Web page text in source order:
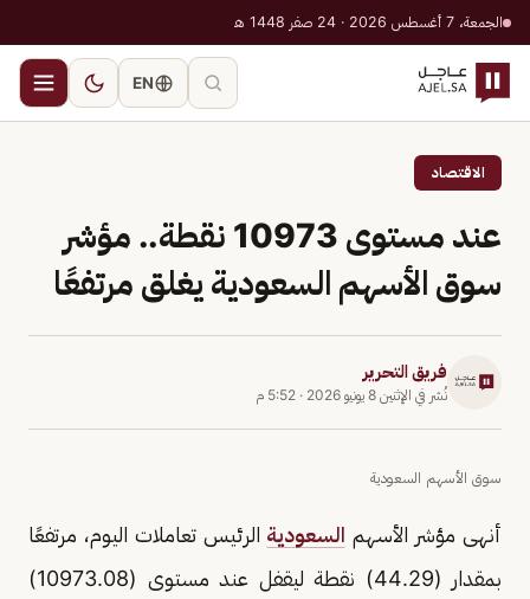
الجمعة، 7 أغسطس 2026 · 24 صفر 1448 هـ
EN
الاقتصاد
عند مستوى 10973 نقطة.. مؤشر
سوق الأسهم السعودية يغلق مرتفعًا
فريق التحرير
نُشر في الإثنين 8 يونيو 2026 · 5:52 م
سوق الأسهم السعودية
أنهى مؤشر الأسهم السعودية الرئيس تعاملات اليوم، مرتفعًا
بمقدار (44.29) نقطة ليقفل عند مستوى (10973.08)